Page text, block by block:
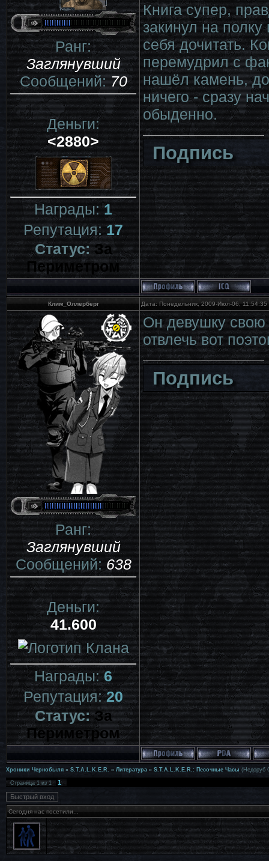
Ранг:
Заглянувший
Сообщений:70
Деньги:
<2880>
Награды:1
Репутация:17
Статус:За
Периметром
Книга супер,
закинул на полку
себя дочитать.
перемудрил с
нашёл камень,
ничего - сразу
обыденно.
Подпись
Клим_Оллерберг Дата: Понедельник, 2009-Июл-06,
Ранг:
Заглянувший
Сообщений:638
Деньги:
41.600
Награды:6
Репутация:20
Статус:За
Периметром
Он девушку
отвлечь вот
Подпись
Хроники Чернобыля » S.T.A.L.K.E.R. » Литература » S.T.A.L.K.E.R.: Песочные Часы (Недоруб
Страница1из1 1
Сегодня нас посетили...